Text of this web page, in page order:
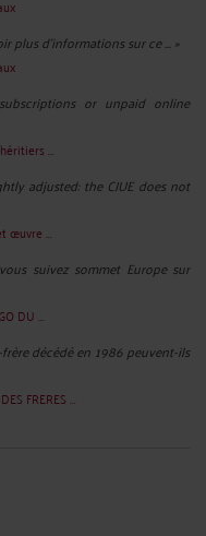
plus d'informations sur ce ... »
or unpaid online
...
adjusted: the CJUE does not
œuvre ...
suivez sommet Europe sur
DU ...
décédé en 1986 peuvent-ils
FRERES ...